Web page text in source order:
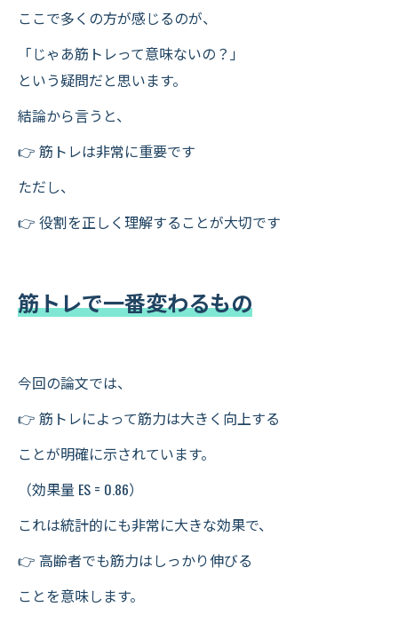
ここで多くの方が感じるのが、
「じゃあ筋トレって意味ないの？」
という疑問だと思います。
結論から言うと、
👉 筋トレは非常に重要です
ただし、
👉 役割を正しく理解することが大切です
筋トレで一番変わるもの
今回の論文では、
👉 筋トレによって筋力は大きく向上する
ことが明確に示されています。
（効果量 ES = 0.86）
これは統計的にも非常に大きな効果で、
👉 高齢者でも筋力はしっかり伸びる
ことを意味します。